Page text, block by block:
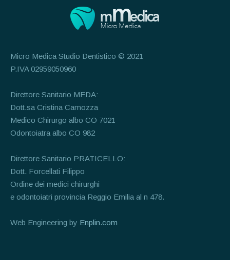
Micro Medica Studio Dentistico © 2021
P.IVA 02959050960
Direttore Sanitario MEDA:
Dott.sa Cristina Camozza
Medico Chirurgo albo CO 7021
Odontoiatra albo CO 982
Direttore Sanitario PRATICELLO:
Dott. Forcellati Filippo
Ordine dei medici chirurghi
e odontoiatri provincia Reggio Emilia al n 478.
Web Engineering by Enplin.com